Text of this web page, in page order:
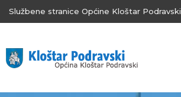
Službene stranice Općine Kloštar Podravski